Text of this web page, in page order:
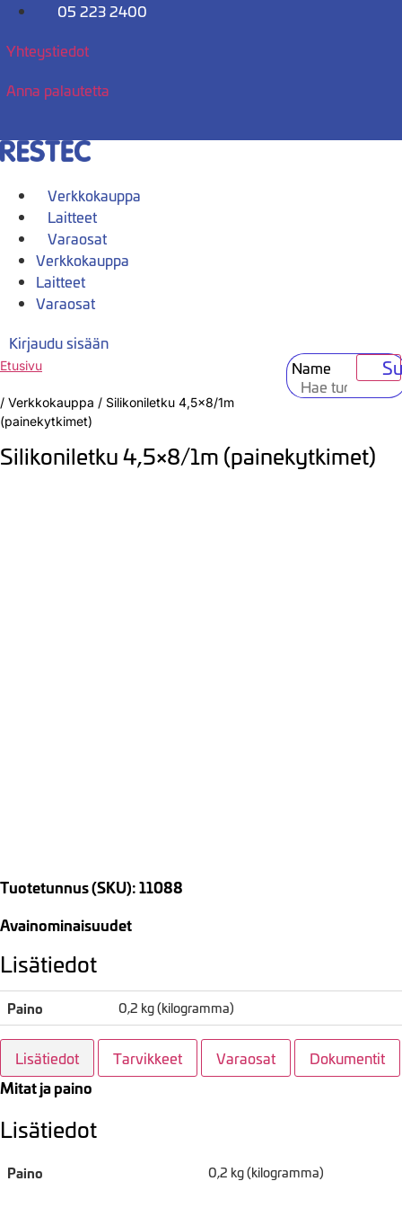
Mene
05 223 2400
Yhteystiedot
Anna palautetta
Verkkokauppa
Laitteet
Varaosat
Verkkokauppa
Laitteet
Varaosat
Kirjaudu sisään
Name
Etusivu
/ Verkkokauppa / Silikoniletku 4,5×8/1m
(painekytkimet)
Silikoniletku 4,5×8/1m (painekytkimet)
Tuotetunnus (SKU): 11088
Avainominaisuudet
Lisätiedot
Paino 0,2 kg (kilogramma)
Lisätiedot Tarvikkeet Varaosat Dokumentit
Mitat ja paino
Lisätiedot
Paino 0,2 kg (kilogramma)